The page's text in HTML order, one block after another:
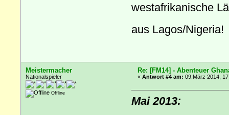
westafrikanische
aus Lagos/
Meistermacher
Nationalspieler
Offline
Re: [FM14] - Abenteuer
«Antwort #4 am: 09.März 2014,
Mai 2013: